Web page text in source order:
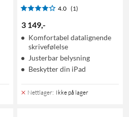
4.0 (1)
3 149,-
Komfortabel datalignende
skrivefølelse
Justerbar belysning
Beskytter din iPad
Nettlager: Ikke på lager